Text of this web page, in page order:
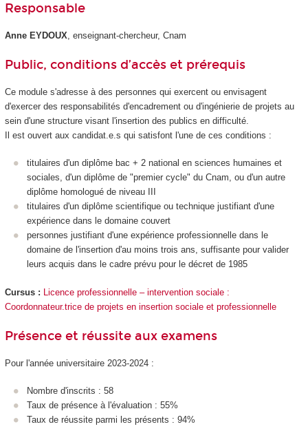
Responsable
Anne EYDOUX , enseignant-chercheur, Cnam
Public, conditions d’accès et prérequis
Ce module s'adresse à des personnes qui exercent ou envisagent
d'exercer des responsabilités d'encadrement ou d'ingénierie de projets au
sein d'une structure visant l'insertion des publics en difficulté.
Il est ouvert aux candidat.e.s qui satisfont l'une de ces conditions :
titulaires d'un diplôme bac + 2 national en sciences humaines et
sociales, d'un diplôme de "premier cycle" du Cnam, ou d'un autre
diplôme homologué de niveau III
titulaires d'un diplôme scientifique ou technique justifiant d'une
expérience dans le domaine couvert
personnes justifiant d'une expérience professionnelle dans le
domaine de l'insertion d'au moins trois ans, suffisante pour valider
leurs acquis dans le cadre prévu pour le décret de 1985
Cursus : Licence professionnelle – intervention sociale :
Coordonnateur.trice de projets en insertion sociale et professionnelle
Présence et réussite aux examens
Pour l'année universitaire 2023-2024 :
Nombre d'inscrits : 58
Taux de présence à l'évaluation : 55%
Taux de réussite parmi les présents : 94%